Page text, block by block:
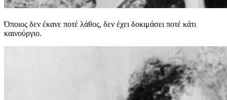
Όποιος δεν έκανε ποτέ λάθος, δεν έχει δοκιμάσει ποτέ κάτι
καινούργιο.